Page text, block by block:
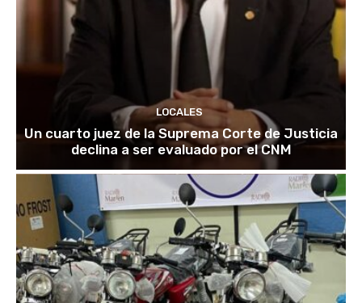
LOCALES
Un cuarto juez de la Suprema Corte de Justicia
declina a ser evaluado por el CNM